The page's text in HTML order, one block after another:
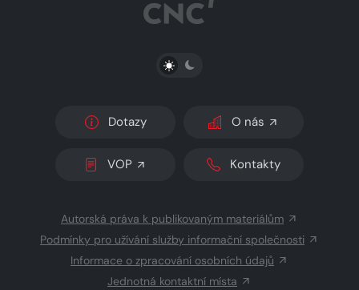
PŘEPNOUT SVĚTLÝ/TMAVÝ REŽIM
Dotazy O nás
VOP Kontakty
Autorská práva k publikovaným materiálům
Podmínky pro užívání služby informační společnosti
Informace o zpracování osobních údajů
Jednotná kontaktní místa